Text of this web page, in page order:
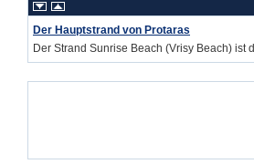
Der Hauptstrand von Protaras
Der Strand Sunrise Beach (Vrisy Beach) ist